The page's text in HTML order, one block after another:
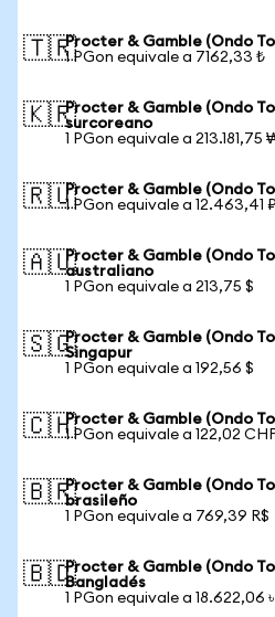
🇹🇷Procter & Gamble (Ondo
1 PGon equivale a 7162,33 ₺
🇰🇷Procter & Gamble (Ondo
surcoreano
1 PGon equivale a 213.181,75
🇷🇺Procter & Gamble (Ondo
1 PGon equivale a 12.463,41 ₽
🇦🇺Procter & Gamble (Ondo
australiano
1 PGon equivale a 213,75 $
🇸🇬Procter & Gamble (Ondo
Singapur
1 PGon equivale a 192,56 $
🇨🇭Procter & Gamble (Ondo
1 PGon equivale a 122,02 CHF
🇧🇷Procter & Gamble (Ondo
brasileño
1 PGon equivale a 769,39 R$
🇧🇩Procter & Gamble (Ondo
Bangladés
1 PGon equivale a 18.622,06 ৳